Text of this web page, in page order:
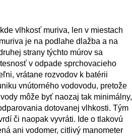
vlhkosť muriva, len v miestach
je na podlahe dlažba a na
strany týchto múrov sa
v odpade sprchovacieho
vrátane rozvodov k batérii
vnútorného vodovodu, pretože
môže byť naozaj tak minimálny,
dotovanej vlhkosti. Tým
či naopak vyvráti. Ide o tlakovú
ani vodomer, citlivý manometer